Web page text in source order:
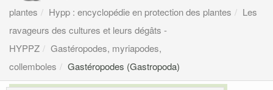
plantes
Hypp : encyclopédie en protection des plantes
Les
ravageurs des cultures et leurs dégâts -
HYPPZ
Gastéropodes, myriapodes,
collemboles
Gastéropodes (Gastropoda)